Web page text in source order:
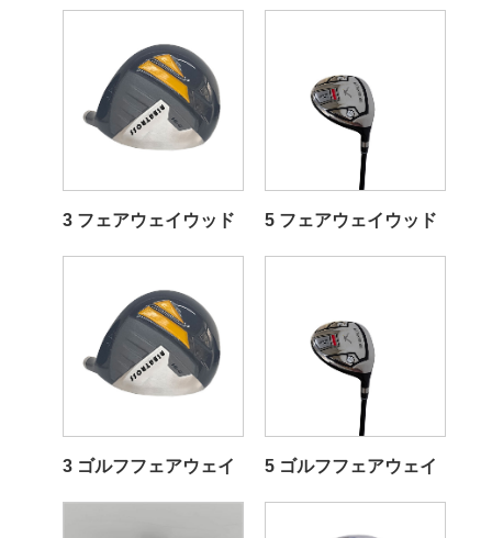
3 フェアウェイウッド 5 フェアウェイウッド
3 ゴルフフェアウェイ 5 ゴルフフェアウェイ